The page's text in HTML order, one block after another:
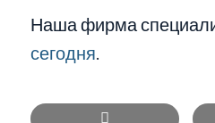
Наша фирма
сегодня.